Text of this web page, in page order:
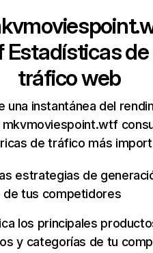
Estadísticas de
tráfico web
una instantánea del
mkvmoviespoint.wtf
de tráfico más
estrategias de
tus competidores
los principales
y categorías de tu